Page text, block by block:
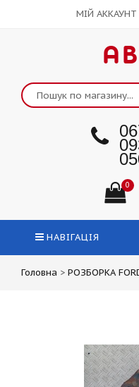
МІЙ АККАУНТ
0
НАВІГАЦІЯ
Головна > РОЗБОРКА